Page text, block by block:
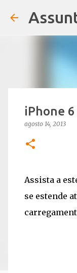
iPhone 6
agosto 14, 2013
Assista a
se estende